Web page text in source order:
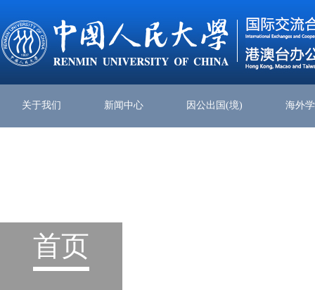
关于我们 新闻中心 因公出国(境) 海外
首页